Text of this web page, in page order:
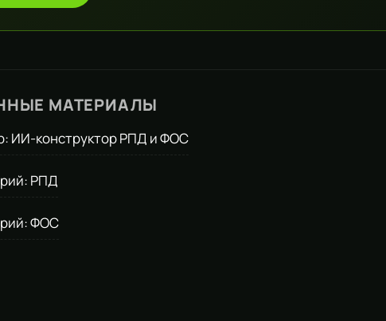
МАТЕРИАЛЫ
ИИ-конструктор РПД и ФОС
РПД
ФОС